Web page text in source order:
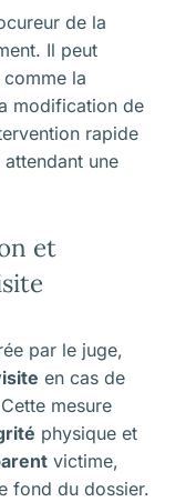
de la
Il peut
la
modification de
rapide
attendant une
et
par le juge,
en cas de
mesure
physique et
victime,
fond du dossier.